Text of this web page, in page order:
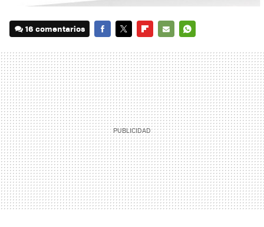
16 comentarios
MAIL